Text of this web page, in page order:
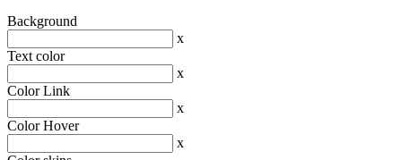
Background
x
Text color
x
Color Link
x
Color Hover
x